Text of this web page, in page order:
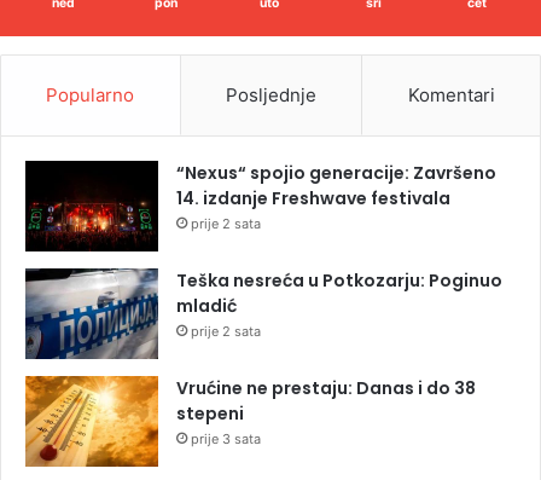
Popularno Posljednje Komentari
“Nexus“ spojio generacije: Završeno
14. izdanje Freshwave festivala
prije 2 sata
Teška nesreća u Potkozarju: Poginuo
mladić
prije 2 sata
Vrućine ne prestaju: Danas i do 38
stepeni
prije 3 sata